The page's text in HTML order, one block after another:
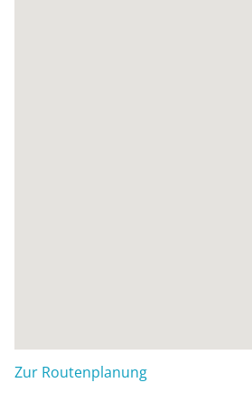
Zur Routenplanung